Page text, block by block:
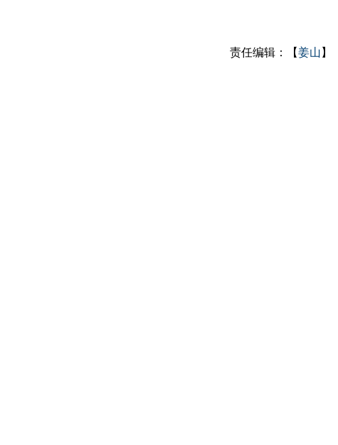
责任编辑：【姜山 】